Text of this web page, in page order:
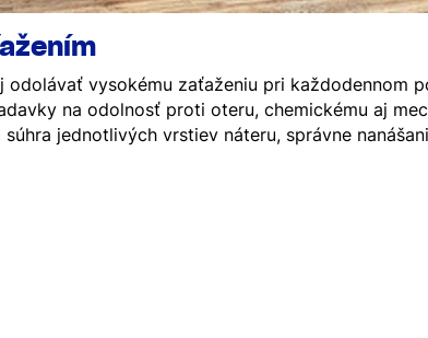
vysokému zaťaženiu pri každodennom
na odolnosť proti oteru, chemickému aj
jednotlivých vrstiev náteru, správne